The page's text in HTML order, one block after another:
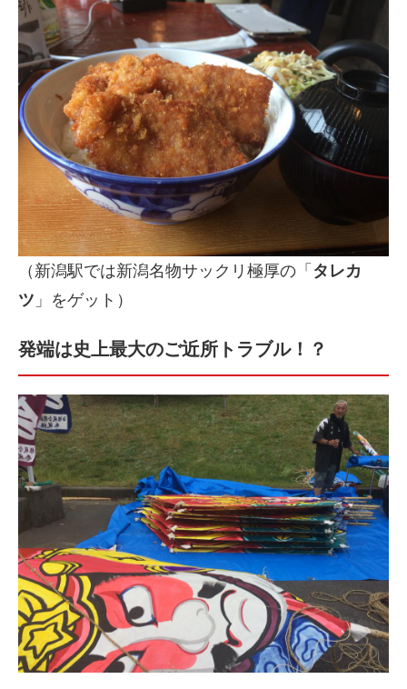
（新潟駅では新潟名物サックリ極厚の「 タレカ
ツ 」をゲット）
発端は史上最大のご近所トラブル！？